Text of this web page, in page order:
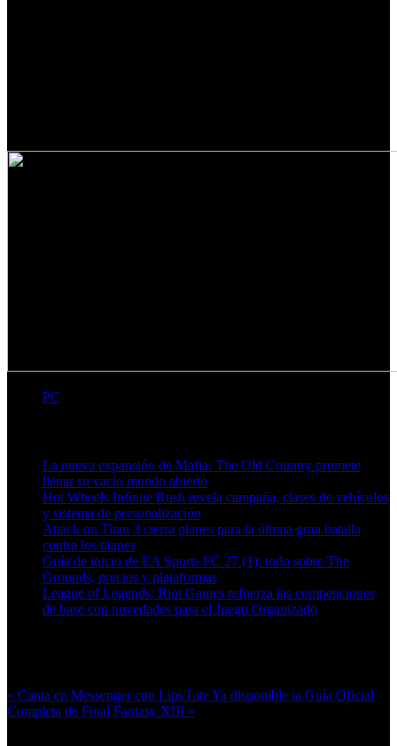
PC
La nueva expansión de Mafia: The Old Country promete
llenar su vacío mundo abierto
Hot Wheels Infinite Rush revela campaña, clases de vehículos
y sistema de personalización
Attack on Titan 3 cierra planes para la última gran batalla
contra los titanes
Guía de inicio de EA Sports FC 27 (1): todo sobre The
Grounds, precios y plataformas
League of Legends: Riot Games refuerza las competiciones
de base con novedades para el Juego Organizado
« Canta en Messenger con Lips LiteYa disponible la Guía Oficial
Completa de Final Fantasy XIII »